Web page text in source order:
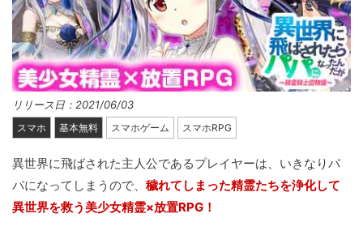
リリース日：2021/06/03
スマホ 基本無料 スマホゲーム スマホRPG
異世界に飛ばされた主人公であるプレイヤーは、いきなりパ
パになってしまうので、 穢れてしまった精霊たちを浄化して
異世界を救う美少女精霊×放置RPG！